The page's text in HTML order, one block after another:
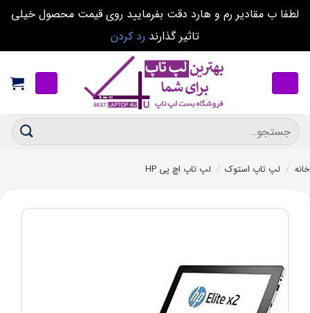
لطفا ب مقادیر رم و هارد دقت بفرمایید روی قیمت محصول خیلی
تاثیر گذارند رد کردن
content
جستجو
برای:
خانه / لپ تاپ استوک / لپ تاپ اچ پی HP